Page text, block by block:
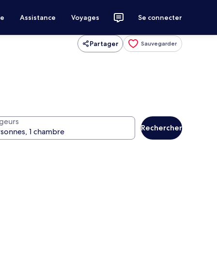
Assistance Voyages Se connecter
Partager Sauvegarder
Rechercher